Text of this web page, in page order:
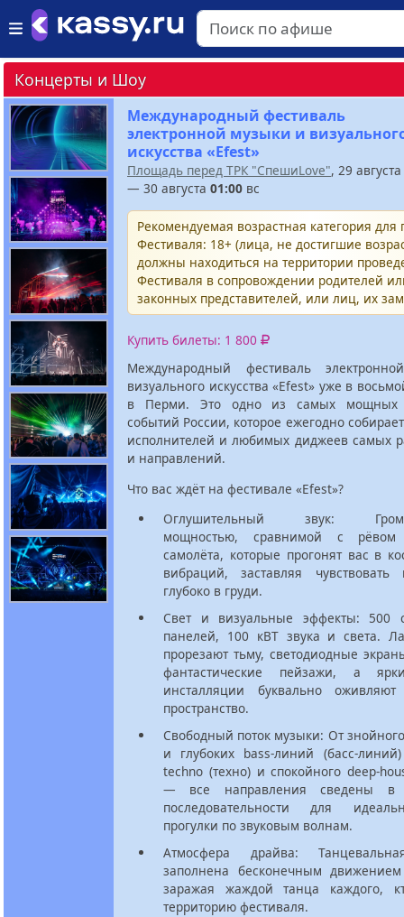
Концерты и Шоу
Международный фестиваль
электронной музыки и
искусства «Efest»
Площадь перед ТРК "СпешиLove", 29
— 30 августа 01:00 вс
Рекомендуемая возрастная категория
Фестиваля: 18+ (лица, не достигшие
должны находиться на территории
Фестиваля в сопровождении родителей
законных представителей, или лиц, их
Купить билеты: 1 800
Международный фестиваль
визуального искусства «Efest» уже в
в Перми. Это одно из самых мощных
событий России, которое ежегодно
исполнителей и любимых диджеев самых
и направлений.
Что вас ждёт на фестивале «Efest»?
Оглушительный звук:
мощностью, сравнимой с рёвом
самолёта, которые прогонят вас в
вибраций, заставляя
глубоко в груди.
Свет и визуальные эффекты: 500
панелей, 100 кВТ звука и света.
прорезают тьму, светодиодные
фантастические пейзажи, а
инсталляции буквально
пространство.
Свободный поток музыки: От
и глубоких bass-линий (басс-
techno (техно) и спокойного deep-
— все направления сведены в
последовательности для
прогулки по звуковым волнам.
Атмосфера драйва:
заполнена бесконечным
заражая жаждой танца каждого,
территорию фестиваля.